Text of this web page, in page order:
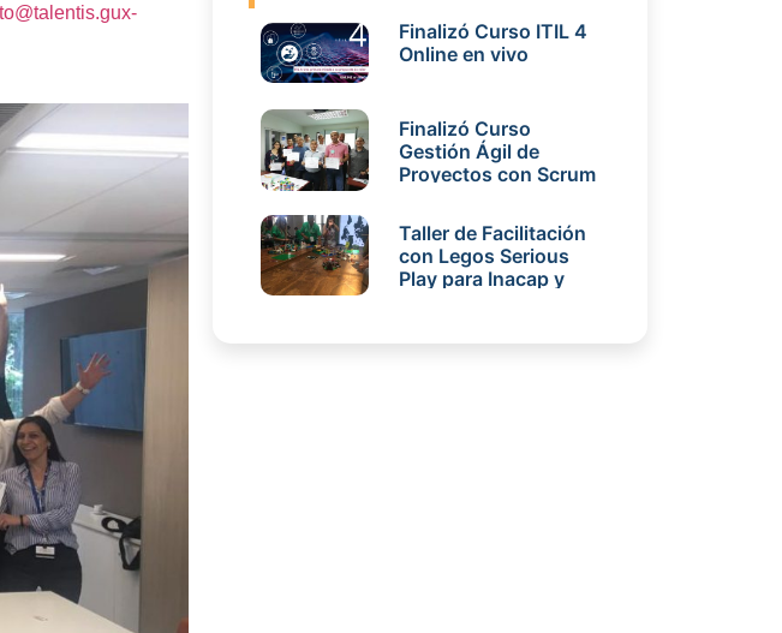
Finalizó Curso ITIL 4
Online en vivo
Finalizó Curso
Gestión Ágil de
Proyectos con Scrum
Taller de Facilitación
con Legos Serious
Play para Inacap y